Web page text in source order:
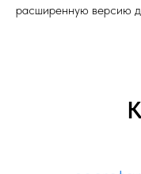
расширенную версию